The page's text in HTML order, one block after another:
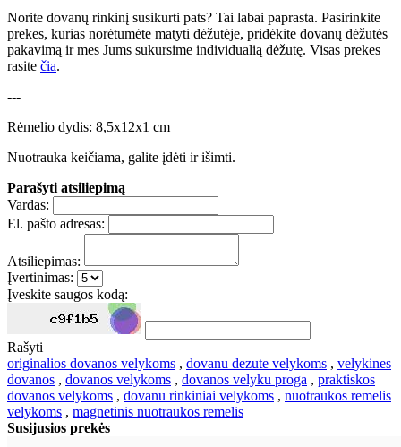
Norite dovanų rinkinį susikurti pats? Tai labai paprasta. Pasirinkite
prekes, kurias norėtumėte matyti dėžutėje, pridėkite dovanų dėžutės
pakavimą ir mes Jums sukursime individualią dėžutę. Visas prekes
rasite čia.
---
Rėmelio dydis: 8,5x12x1 cm
Nuotrauka keičiama, galite įdėti ir išimti.
Parašyti atsiliepimą
Vardas:
El. pašto adresas:
Atsiliepimas:
Įvertinimas:
Įveskite saugos kodą:
Rašyti
originalios dovanos velykoms , dovanu dezute velykoms , velykines
dovanos , dovanos velykoms , dovanos velyku proga , praktiskos
dovanos velykoms , dovanu rinkiniai velykoms , nuotraukos remelis
velykoms , magnetinis nuotraukos remelis
Susijusios prekės